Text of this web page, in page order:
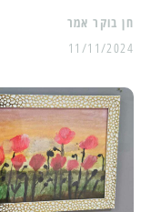
11/11/2024